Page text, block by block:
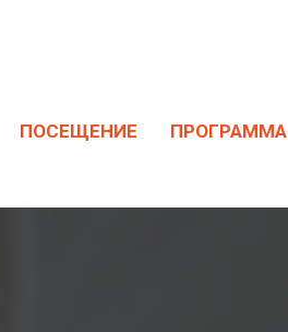
ПОСЕЩЕНИЕ ПРОГРАММА